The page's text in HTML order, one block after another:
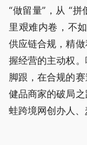
“做留量”，从 “
里艰难内卷，不
供应链合规，精
握经营的主动权
脚跟，在合规的
健品商家的破局
蛙跨境网创办人、